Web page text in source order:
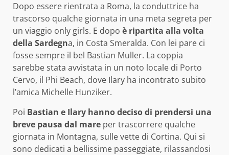
Dopo essere rientrata a Roma, la conduttrice ha
trascorso qualche giornata in una meta segreta per
un viaggio only girls. E dopo è ripartita alla volta
della Sardegna, in Costa Smeralda. Con lei pare ci
fosse sempre il bel Bastian Muller. La coppia
sarebbe stata avvistata in un noto locale di Porto
Cervo, il Phi Beach, dove Ilary ha incontrato subito
l’amica Michelle Hunziker.
Poi Bastian e Ilary hanno deciso di prendersi una
breve pausa dal mare per trascorrere qualche
giornata in Montagna, sulle vette di Cortina. Qui si
sono dedicati a bellissime passeggiate, rilassandosi